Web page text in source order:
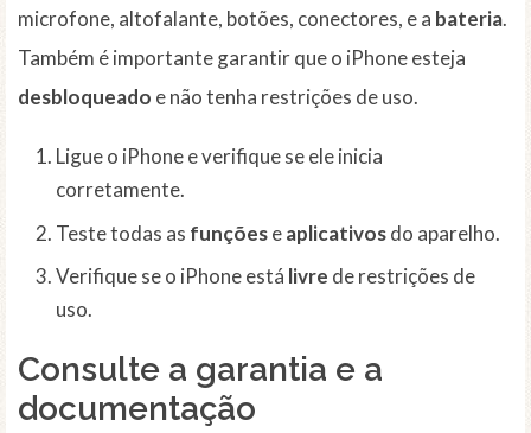
microfone, altofalante, botões, conectores, e a bateria.
Também é importante garantir que o iPhone esteja
desbloqueado e não tenha restrições de uso.
Ligue o iPhone e verifique se ele inicia
corretamente.
Teste todas as funçõeseaplicativosdo aparelho.
Verifique se o iPhone está livre de restrições de
uso.
Consulte a garantia e a
documentação